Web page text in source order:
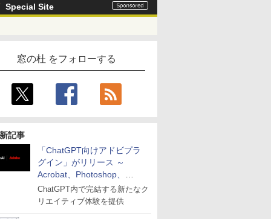
Special Site
窓の杜 をフォローする
記事
「ChatGPT向けアドビプラ
グイン」がリリース ～
Acrobat、Photoshop、
Premiereなどの機能を1つの
プラグインに統合
ChatGPT内で完結する新たなク
リエイティブ体験を提供